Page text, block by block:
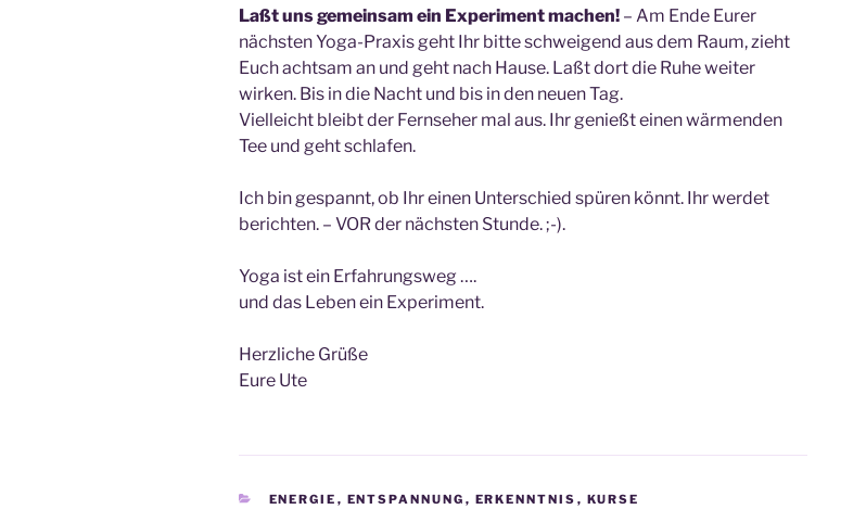
Laßt uns gemeinsam ein Experiment machen! – Am Ende Eurer
nächsten Yoga-Praxis geht Ihr bitte schweigend aus dem Raum, zieht
Euch achtsam an und geht nach Hause. Laßt dort die Ruhe weiter
wirken. Bis in die Nacht und bis in den neuen Tag.
Vielleicht bleibt der Fernseher mal aus. Ihr genießt einen wärmenden
Tee und geht schlafen.
Ich bin gespannt, ob Ihr einen Unterschied spüren könnt. Ihr werdet
berichten. – VOR der nächsten Stunde. ;-).
Yoga ist ein Erfahrungsweg ….
und das Leben ein Experiment.
Herzliche Grüße
Eure Ute
KATEGORIEN
ENERGIE , ENTSPANNUNG , ERKENNTNIS , KURSE